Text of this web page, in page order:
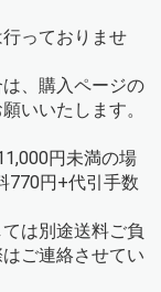
っておりませ
、購入ページの
いいたします。
円未満の場
770円+代引手数
は別途送料ご負
ご連絡させてい